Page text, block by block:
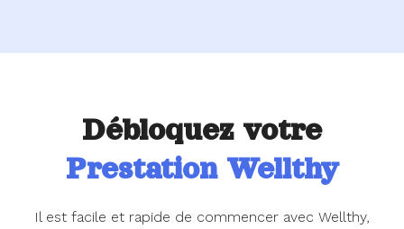
Débloquez votre
Prestation Wellthy
Il est facile et rapide de commencer avec Wellthy,